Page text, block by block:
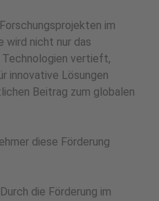
im
wird nicht nur das
vertieft,
innovative Lösungen
Beitrag zum globalen
diese Förderung
die Förderung im